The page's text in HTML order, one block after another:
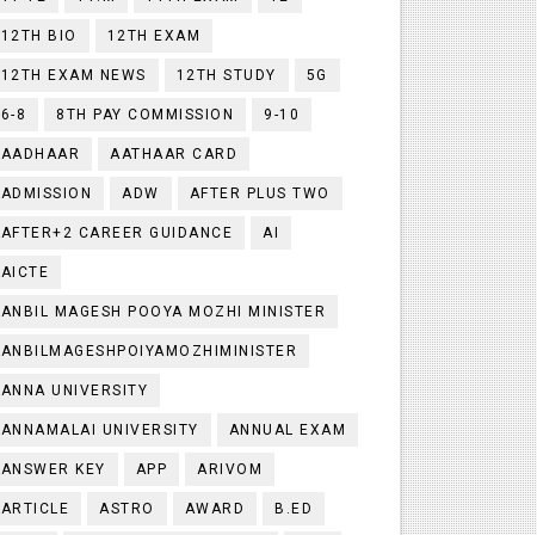
12TH BIO 12TH EXAM
12TH EXAM NEWS 12TH STUDY 5G
6-8 8TH PAY COMMISSION 9-10
AADHAAR AATHAAR CARD
ADMISSION ADW AFTER PLUS TWO
AFTER+2 CAREER GUIDANCE AI
AICTE
ANBIL MAGESH POOYA MOZHI MINISTER
ANBILMAGESHPOIYAMOZHIMINISTER
ANNA UNIVERSITY
ANNAMALAI UNIVERSITY ANNUAL EXAM
ANSWER KEY APP ARIVOM
ARTICLE ASTRO AWARD B.ED